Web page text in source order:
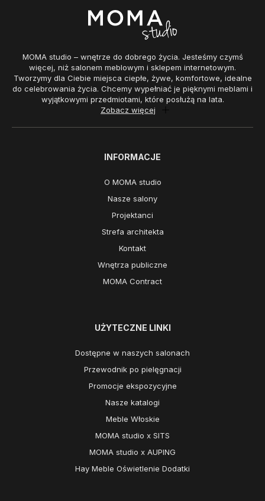
MOMA studio – wnętrze do dobrego życia. Jesteśmy czymś
więcej, niż salonem meblowym i sklepem internetowym.
Tworzymy dla Ciebie miejsca ciepłe, żywe, komfortowe, idealne
do celebrowania życia. Chcemy wypełniać je pięknymi meblami i
wyjątkowymi przedmiotami, które posłużą na lata.
Zobacz więcej
INFORMACJE
O MOMA studio
Nasze salony
Projektanci
Strefa architekta
Kontakt
Wnętrza publiczne
MOMA Contract
UŻYTECZNE LINKI
Dostępne w naszych salonach
Przewodnik po pielęgnacji
Promocje ekspozycyjne
Nasze katalogi
Meble Włoskie
MOMA studio x SITS
MOMA studio x AUPING
Hay Meble Oświetlenie Dodatki